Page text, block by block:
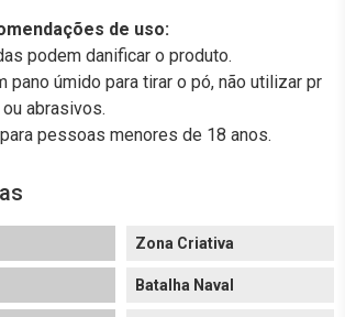
de uso:
podem danificar o produto.
pano úmido para tirar o pó, não utilizar pr
abrasivos.
pessoas menores de 18 anos.
Zona Criativa
Batalha Naval